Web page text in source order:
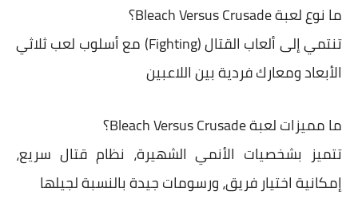
ما نوع لعبة Bleach Versus Crusade؟
تنتمي إلى ألعاب القتال (Fighting) مع أسلوب لعب ثلاثي
الأبعاد ومعارك فردية بين اللاعبين
ما مميزات لعبة Bleach Versus Crusade؟
تتميز بشخصيات الأنمي الشهيرة، نظام قتال سريع،
إمكانية اختيار فريق، ورسومات جيدة بالنسبة لجيلها